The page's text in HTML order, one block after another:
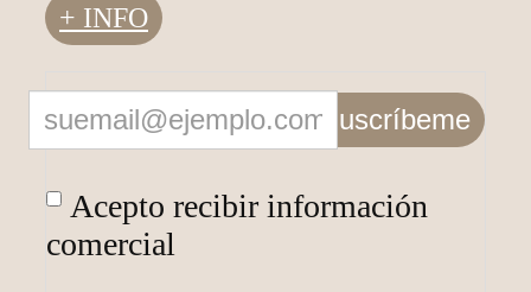
+ INFO
Suscríbeme
Acepto recibir información
comercial